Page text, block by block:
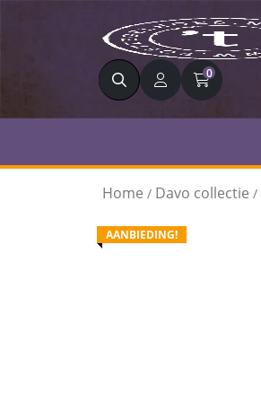
Zoeken 0
Home / Davo collectie /
AANBIEDING!